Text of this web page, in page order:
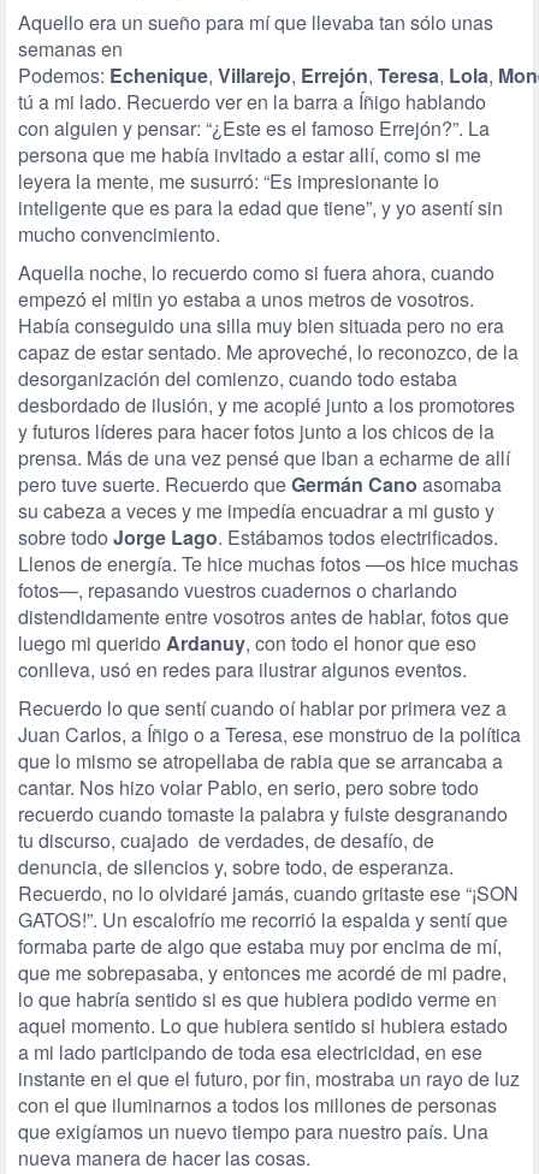
Aquello era un sueño para mí que llevaba tan sólo unas
semanas en
Podemos: Echenique, Villarejo, Errejón, Teresa, Lola,
tú a mi lado. Recuerdo ver en la barra a Íñigo hablando
con alguien y pensar: “¿Este es el famoso Errejón?”. La
persona que me había invitado a estar allí, como si me
leyera la mente, me susurró: “Es impresionante lo
inteligente que es para la edad que tiene”, y yo asentí sin
mucho convencimiento.
Aquella noche, lo recuerdo como si fuera ahora, cuando
empezó el mitin yo estaba a unos metros de vosotros.
Había conseguido una silla muy bien situada pero no era
capaz de estar sentado. Me aproveché, lo reconozco, de la
desorganización del comienzo, cuando todo estaba
desbordado de ilusión, y me acoplé junto a los promotores
y futuros líderes para hacer fotos junto a los chicos de la
prensa. Más de una vez pensé que iban a echarme de allí
pero tuve suerte. Recuerdo queGermán Cano asomaba
su cabeza a veces y me impedía encuadrar a mi gusto y
sobre todo Jorge Lago. Estábamos todos electrificados.
Llenos de energía. Te hice muchas fotos —os hice muchas
fotos—, repasando vuestros cuadernos o charlando
distendidamente entre vosotros antes de hablar, fotos que
luego mi querido Ardanuy, con todo el honor que eso
conlleva, usó en redes para ilustrar algunos eventos.
Recuerdo lo que sentí cuando oí hablar por primera vez a
Juan Carlos, a Íñigo o a Teresa, ese monstruo de la política
que lo mismo se atropellaba de rabia que se arrancaba a
cantar. Nos hizo volar Pablo, en serio, pero sobre todo
recuerdo cuando tomaste la palabra y fuiste desgranando
tu discurso, cuajado de verdades, de desafío, de
denuncia, de silencios y, sobre todo, de esperanza.
Recuerdo, no lo olvidaré jamás, cuando gritaste ese “¡SON
GATOS!”. Un escalofrío me recorrió la espalda y sentí que
formaba parte de algo que estaba muy por encima de mí,
que me sobrepasaba, y entonces me acordé de mi padre,
lo que habría sentido si es que hubiera podido verme en
aquel momento. Lo que hubiera sentido si hubiera estado
a mi lado participando de toda esa electricidad, en ese
instante en el que el futuro, por fin, mostraba un rayo de luz
con el que iluminarnos a todos los millones de personas
que exigíamos un nuevo tiempo para nuestro país. Una
nueva manera de hacer las cosas.